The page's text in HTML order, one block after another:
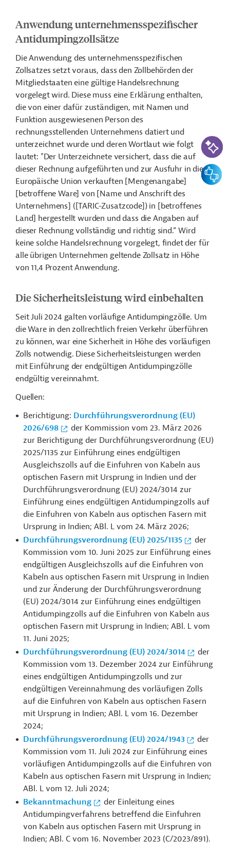
Anwendung unternehmensspezifischer
Antidumpingzollsätze
Die Anwendung des unternehmensspezifischen
Zollsatzes setzt voraus, dass den Zollbehörden der
Mitgliedstaaten eine gültige Handelsrechnung
vorgelegt wird. Diese muss eine Erklärung enthalten,
die von einer dafür zuständigen, mit Namen und
Funktion ausgewiesenen Person des
rechnungsstellenden Unternehmens datiert und
unterzeichnet wurde und deren Wortlaut wie folgt
lautet: "Der Unterzeichnete versichert, dass die auf
dieser Rechnung aufgeführten und zur Ausfuhr in die
Europäische Union verkauften [Mengenangabe]
[betroffene Ware] von [Name und Anschrift des
Unternehmens] ([TARIC-Zusatzcode]) in [betroffenes
Land] hergestellt wurden und dass die Angaben auf
dieser Rechnung vollständig und richtig sind.“ Wird
keine solche Handelsrechnung vorgelegt, findet der für
alle übrigen Unternehmen geltende Zollsatz in Höhe
von 11,4 Prozent Anwendung.
Die Sicherheitsleistung wird einbehalten
Seit Juli 2024 galten vorläufige Antidumpingzölle. Um
die Ware in den zollrechtlich freien Verkehr überführen
zu können, war eine Sicherheit in Höhe des vorläufigen
Zolls notwendig. Diese Sicherheitsleistungen werden
mit Einführung der endgültigen Antidumpingzölle
endgültig vereinnahmt.
Quellen:
Berichtigung: Durchführungsverordnung (EU)
2026/698
der Kommission vom 23. März 2026
zur Berichtigung der Durchführungsverordnung (EU)
2025/1135 zur Einführung eines endgültigen
Ausgleichszolls auf die Einfuhren von Kabeln aus
optischen Fasern mit Ursprung in Indien und der
Durchführungsverordnung (EU) 2024/3014 zur
Einführung eines endgültigen Antidumpingzolls auf
die Einfuhren von Kabeln aus optischen Fasern mit
Ursprung in Indien; ABl. L vom 24. März 2026;
Durchführungsverordnung (EU) 2025/1135
der
Kommission vom 10. Juni 2025 zur Einführung eines
endgültigen Ausgleichszolls auf die Einfuhren von
Kabeln aus optischen Fasern mit Ursprung in Indien
und zur Änderung der Durchführungsverordnung
(EU) 2024/3014 zur Einführung eines endgültigen
Antidumpingzolls auf die Einfuhren von Kabeln aus
optischen Fasern mit Ursprung in Indien; ABl. L vom
11. Juni 2025;
Durchführungsverordnung (EU) 2024/3014
der
Kommission vom 13. Dezember 2024 zur Einführung
eines endgültigen Antidumpingzolls und zur
endgültigen Vereinnahmung des vorläufigen Zolls
auf die Einfuhren von Kabeln aus optischen Fasern
mit Ursprung in Indien; ABl. L vom 16. Dezember
2024;
Durchführungsverordnung (EU) 2024/1943
der
Kommission vom 11. Juli 2024 zur Einführung eines
vorläufigen Antidumpingzolls auf die Einfuhren von
Kabeln aus optischen Fasern mit Ursprung in Indien;
ABl. L vom 12. Juli 2024;
Bekanntmachung
der Einleitung eines
Antidumpingverfahrens betreffend die Einfuhren
von Kabeln aus optischen Fasern mit Ursprung in
Indien; ABl. C vom 16. November 2023 (C/2023/891).
KI-